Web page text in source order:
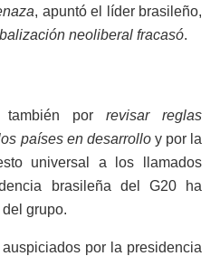
, apuntó el líder brasileño,
neoliberal fracasó.
también porrevisar reglas
países en desarrolloy por la
universal a los llamados
brasileña del G20 ha
grupo.
auspiciados por la presidencia